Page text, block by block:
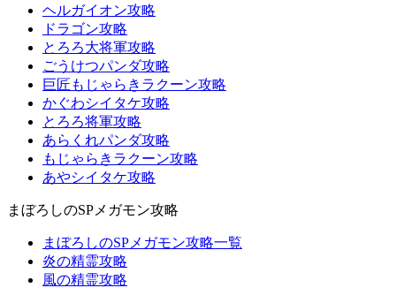
ヘルガイオン攻略
ドラゴン攻略
とろろ大将軍攻略
ごうけつパンダ攻略
巨匠もじゃらきラクーン攻略
かぐわシイタケ攻略
とろろ将軍攻略
あらくれパンダ攻略
もじゃらきラクーン攻略
あやシイタケ攻略
まぼろしのSPメガモン攻略
まぼろしのSPメガモン攻略一覧
炎の精霊攻略
風の精霊攻略